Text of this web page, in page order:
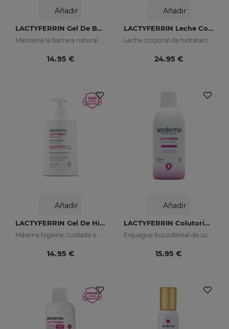
Añadir
LACTYFERRIN Gel De Baño Hidratante Dermoprotector 375 Ml
Mantiene la barrera natural de la piel en perfecto estado
14.95 €
Añadir
LACTYFERRIN Leche Corporal 400 Ml.
Leche corporal de hidratación avanzada
24.95 €
Añadir
LACTYFERRIN Gel De Higiene Íntima 200 Ml
Máxima higiene, cuidado e hidratación
14.95 €
Añadir
LACTYFERRIN Colutorio Diario
Enjuague bucodental de uso diario que mantiene en estado óptimo la cavidad bucal
15.95 €